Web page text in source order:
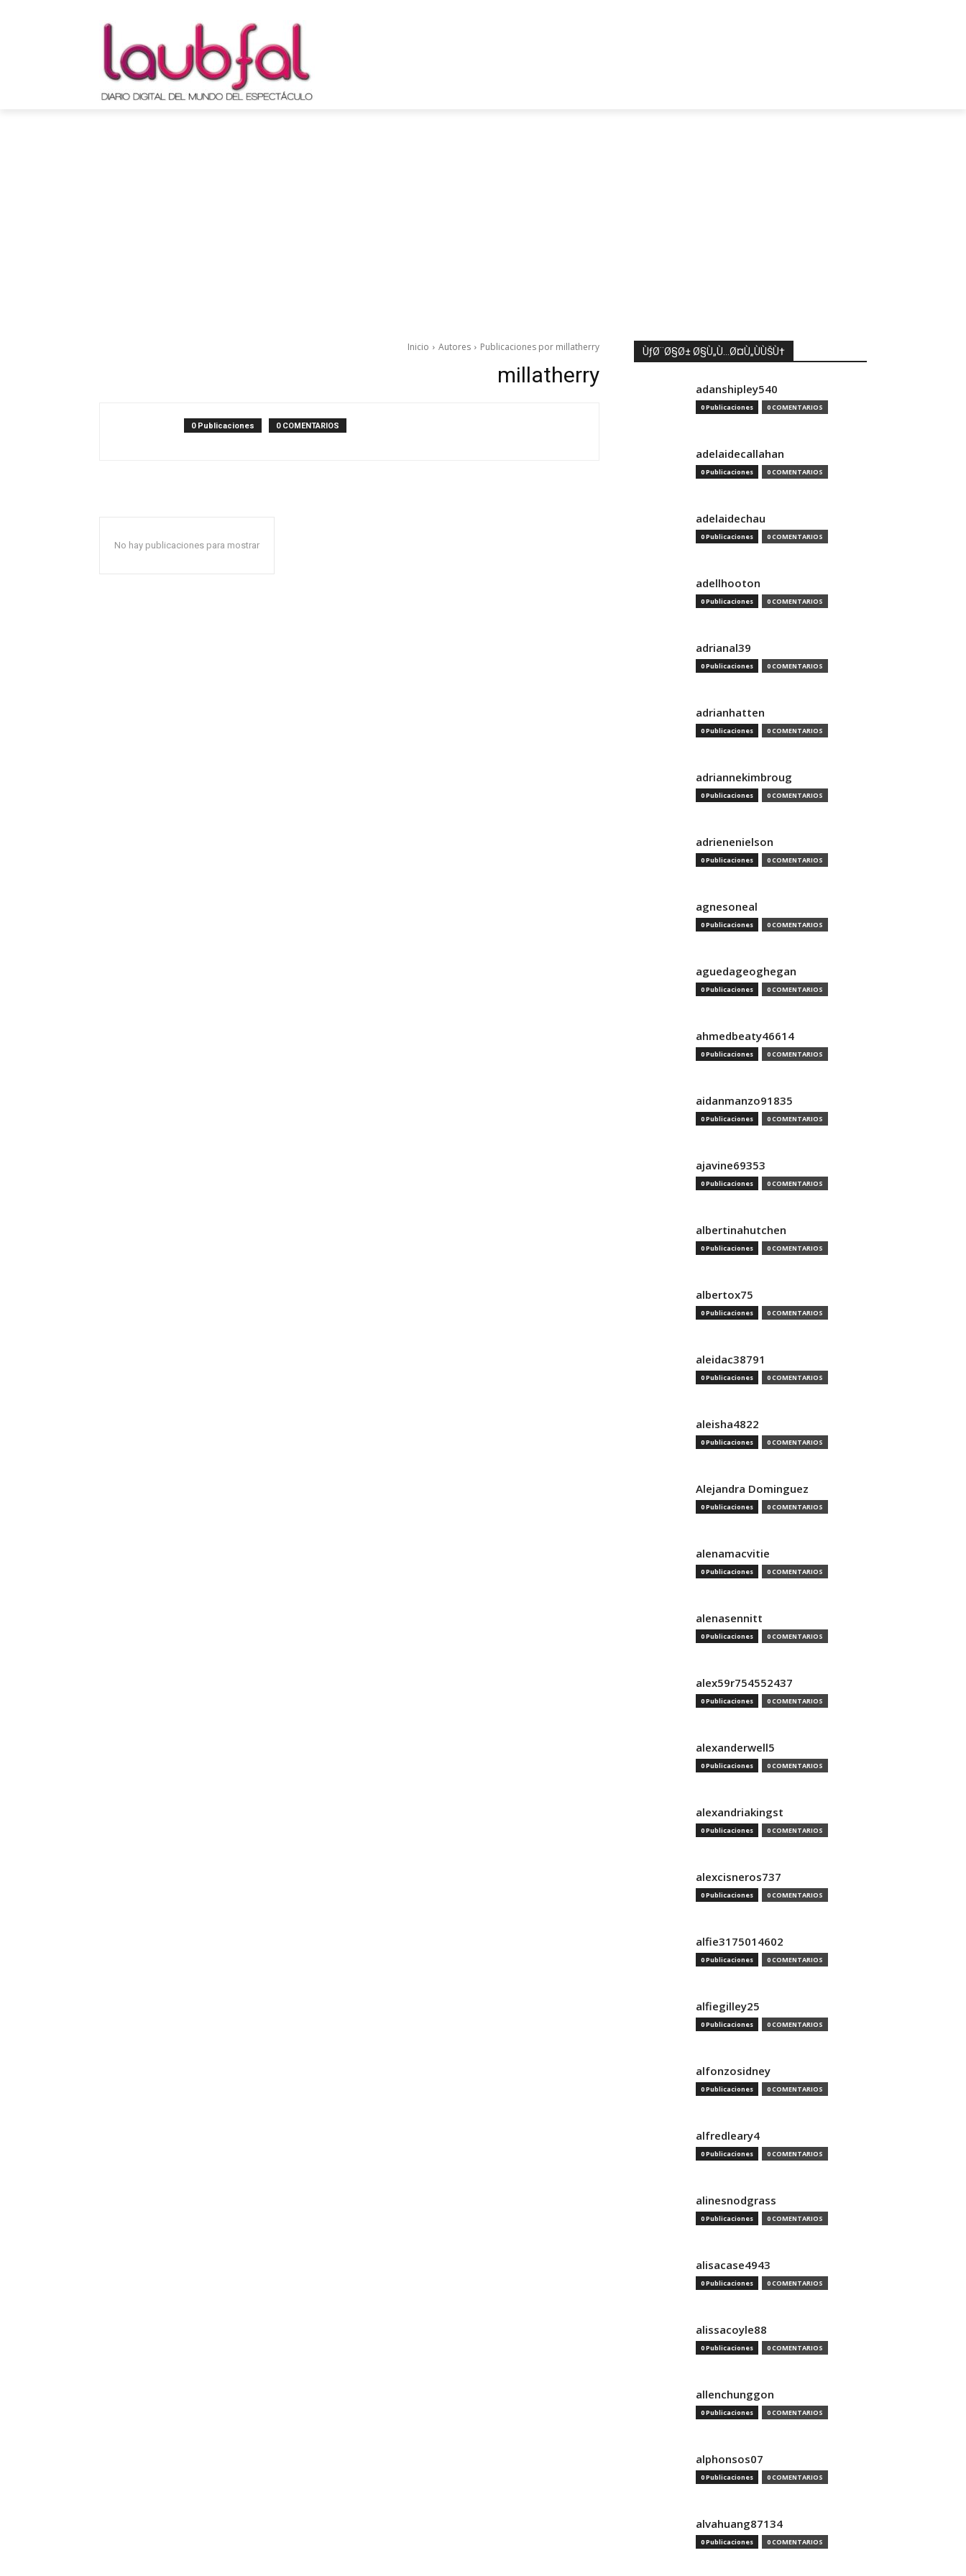
Inicio Autores Publicaciones por millatherry
millatherry
0 Publicaciones 0 COMENTARIOS
No hay publicaciones para mostrar
ÙƒØ¨Ø§Ø± Ø§Ù„Ù…Ø¤Ù„ÙÙŠÙ†
adanshipley540
0 Publicaciones 0 COMENTARIOS
adelaidecallahan
0 Publicaciones 0 COMENTARIOS
adelaidechau
0 Publicaciones 0 COMENTARIOS
adellhooton
0 Publicaciones 0 COMENTARIOS
adrianal39
0 Publicaciones 0 COMENTARIOS
adrianhatten
0 Publicaciones 0 COMENTARIOS
adriannekimbroug
0 Publicaciones 0 COMENTARIOS
adrienenielson
0 Publicaciones 0 COMENTARIOS
agnesoneal
0 Publicaciones 0 COMENTARIOS
aguedageoghegan
0 Publicaciones 0 COMENTARIOS
ahmedbeaty46614
0 Publicaciones 0 COMENTARIOS
aidanmanzo91835
0 Publicaciones 0 COMENTARIOS
ajavine69353
0 Publicaciones 0 COMENTARIOS
albertinahutchen
0 Publicaciones 0 COMENTARIOS
albertox75
0 Publicaciones 0 COMENTARIOS
aleidac38791
0 Publicaciones 0 COMENTARIOS
aleisha4822
0 Publicaciones 0 COMENTARIOS
Alejandra Dominguez
0 Publicaciones 0 COMENTARIOS
alenamacvitie
0 Publicaciones 0 COMENTARIOS
alenasennitt
0 Publicaciones 0 COMENTARIOS
alex59r754552437
0 Publicaciones 0 COMENTARIOS
alexanderwell5
0 Publicaciones 0 COMENTARIOS
alexandriakingst
0 Publicaciones 0 COMENTARIOS
alexcisneros737
0 Publicaciones 0 COMENTARIOS
alfie3175014602
0 Publicaciones 0 COMENTARIOS
alfiegilley25
0 Publicaciones 0 COMENTARIOS
alfonzosidney
0 Publicaciones 0 COMENTARIOS
alfredleary4
0 Publicaciones 0 COMENTARIOS
alinesnodgrass
0 Publicaciones 0 COMENTARIOS
alisacase4943
0 Publicaciones 0 COMENTARIOS
alissacoyle88
0 Publicaciones 0 COMENTARIOS
allenchunggon
0 Publicaciones 0 COMENTARIOS
alphonsos07
0 Publicaciones 0 COMENTARIOS
alvahuang87134
0 Publicaciones 0 COMENTARIOS